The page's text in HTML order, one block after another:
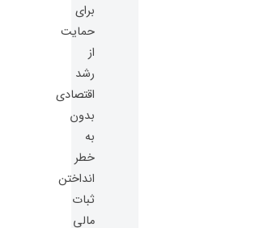
برای
حمایت
از
رشد
اقتصادی
بدون
به
خطر
انداختن
ثبات
مالی